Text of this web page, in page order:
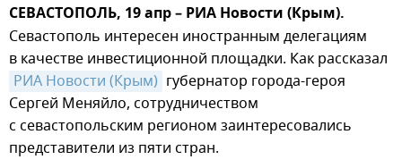
СЕВАСТОПОЛЬ, 19 апр – РИА Новости (Крым).
Севастополь интересен иностранным делегациям
в качестве инвестиционной площадки. Как рассказал
РИА Новости (Крым) губернатор города-героя
Сергей Меняйло, сотрудничеством
с севастопольским регионом заинтересовались
представители из пяти стран.